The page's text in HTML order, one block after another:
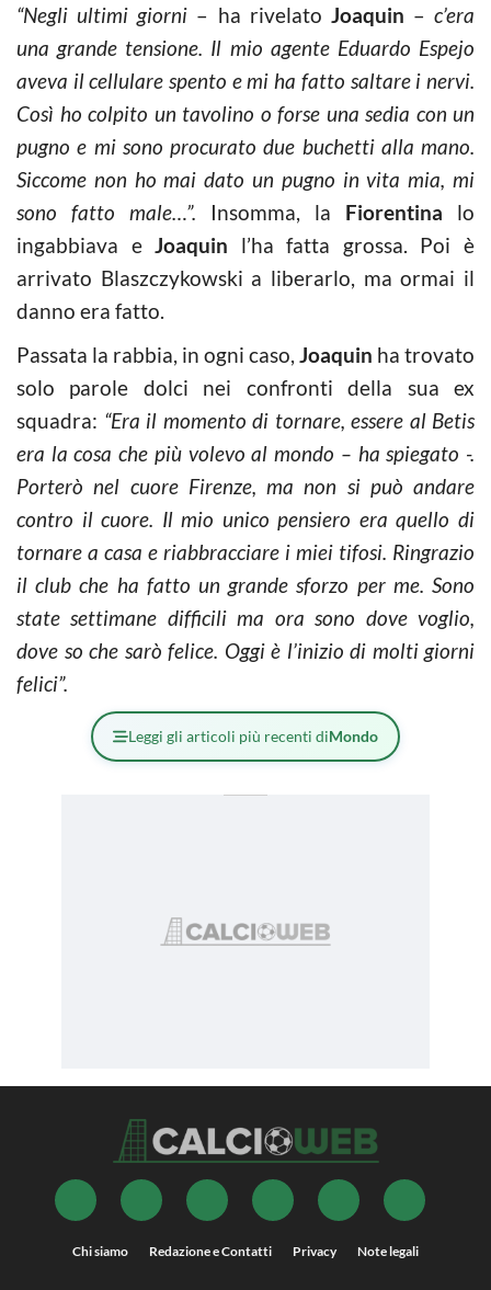
“Negli ultimi giorni – ha rivelato Joaquin – c’era
una grande tensione. Il mio agente Eduardo Espejo
aveva il cellulare spento e mi ha fatto saltare i nervi.
Così ho colpito un tavolino o forse una sedia con un
pugno e mi sono procurato due buchetti alla mano.
Siccome non ho mai dato un pugno in vita mia, mi
sono fatto male…”. Insomma, la Fiorentina lo
ingabbiava eJoaquin l’ha fatta grossa. Poi è
arrivato Blaszczykowski a liberarlo, ma ormai il
danno era fatto.
Passata la rabbia, in ogni caso, Joaquin ha trovato
solo parole dolci nei confronti della sua ex
squadra: “Era il momento di tornare, essere al Betis
era la cosa che più volevo al mondo – ha spiegato -.
Porterò nel cuore Firenze, ma non si può andare
contro il cuore. Il mio unico pensiero era quello di
tornare a casa e riabbracciare i miei tifosi. Ringrazio
il club che ha fatto un grande sforzo per me. Sono
state settimane difficili ma ora sono dove voglio,
dove so che sarò felice. Oggi è l’inizio di molti giorni
felici”.
Leggi gli articoli più recenti diMondo
Chi siamo Redazione e Contatti Privacy Note legali